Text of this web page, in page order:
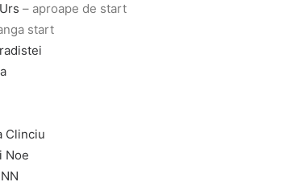
– aproape de start
start
Clinciu
Noe